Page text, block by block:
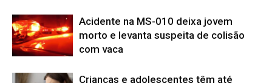
Acidente na MS-010 deixa jovem
morto e levanta suspeita de colisão
com vaca
Crianças e adolescentes têm até